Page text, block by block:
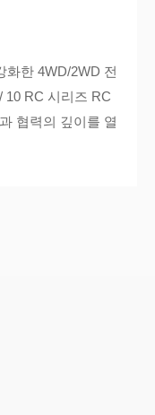
화한 4WD/2WD 전
10 RC 시리즈 RC
협력의 깊이를 열